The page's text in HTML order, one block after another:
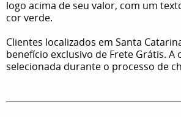
logo acima de seu valor, com um texto
cor verde.
Clientes localizados em Santa
benefício exclusivo de Frete Grátis. A
selecionada durante o processo de